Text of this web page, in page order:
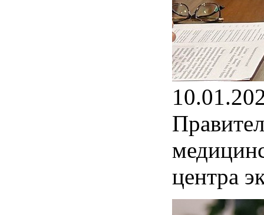
центра